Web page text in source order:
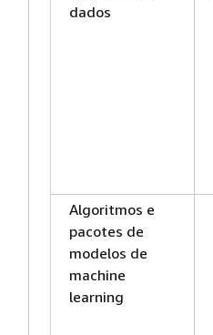
dados
Algoritmos e
pacotes de
modelos de
machine
learning